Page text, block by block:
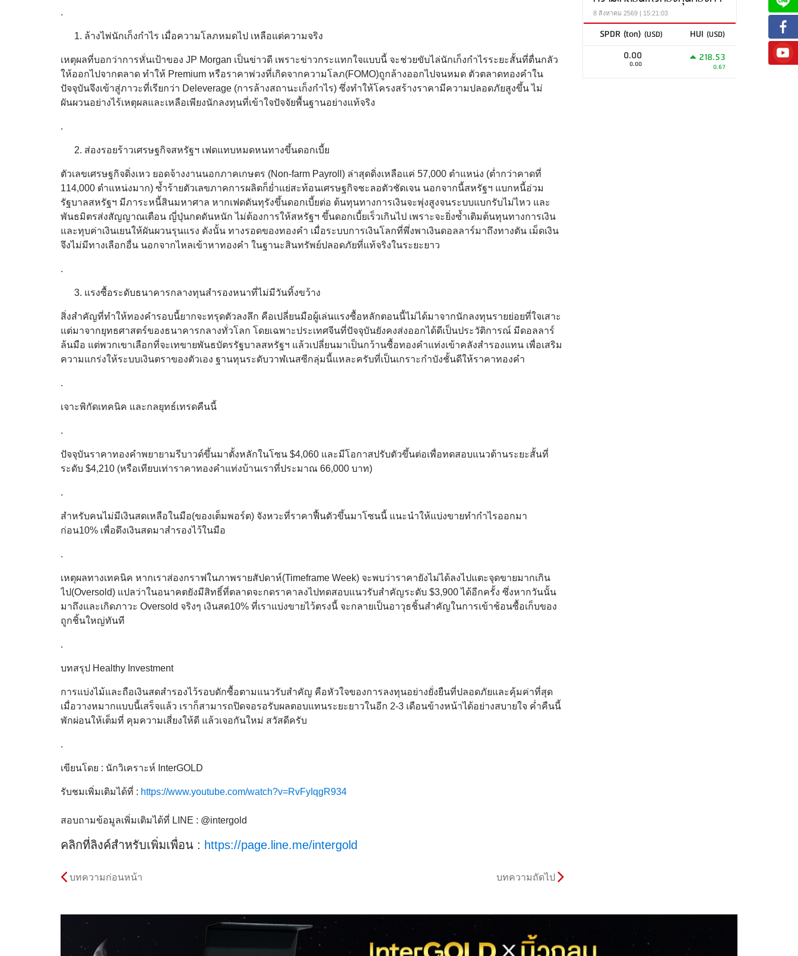
.
ล้างไพ่นักเก็งกำไร เมื่อความโลภหมดไป เหลือแต่ความจริง
เหตุผลที่บอกว่าการหั่นเป้าของ JP Morgan เป็นข่าวดี เพราะข่าวกระแทกใจแบบนี้ จะช่วยขับไล่นักเก็งกำไรระยะสั้นที่ตื่นกลัว
ให้ออกไปจากตลาด ทำให้ Premium หรือราคาพ่วงที่เกิดจากความโลภ(FOMO)ถูกล้างออกไปจนหมด ตัวตลาดทองคำใน
ปัจจุบันจึงเข้าสู่ภาวะที่เรียกว่า Deleverage (การล้างสถานะเก็งกำไร) ซึ่งทำให้โครงสร้างราคามีความปลอดภัยสูงขึ้น ไม่
ผันผวนอย่างไร้เหตุผลและเหลือเพียงนักลงทุนที่เข้าใจปัจจัยพื้นฐานอย่างแท้จริง
.
ส่องรอยร้าวเศรษฐกิจสหรัฐฯ เฟดแทบหมดหนทางขึ้นดอกเบี้ย
ตัวเลขเศรษฐกิจดิ่งเหว ยอดจ้างงานนอกภาคเกษตร (Non-farm Payroll) ล่าสุดดิ่งเหลือแค่ 57,000 ตำแหน่ง (ต่ำกว่าคาดที่
114,000 ตำแหน่งมาก) ซ้ำร้ายตัวเลขภาคการผลิตก็ย่ำแย่สะท้อนเศรษฐกิจชะลอตัวชัดเจน นอกจากนี้สหรัฐฯ แบกหนี้อ่วม
รัฐบาลสหรัฐฯ มีภาระหนี้สินมหาศาล หากเฟดดันทุรังขึ้นดอกเบี้ยต่อ ต้นทุนทางการเงินจะพุ่งสูงจนระบบแบกรับไม่ไหว และ
พันธมิตรส่งสัญญาณเตือน ญี่ปุ่นกดดันหนัก ไม่ต้องการให้สหรัฐฯ ขึ้นดอกเบี้ยเร็วเกินไป เพราะจะยิ่งซ้ำเติมต้นทุนทางการเงิน
และทุบค่าเงินเยนให้ผันผวนรุนแรง ดังนั้น ทางรอดของทองคำ เมื่อระบบการเงินโลกที่พึ่งพาเงินดอลลาร์มาถึงทางตัน เม็ดเงิน
จึงไม่มีทางเลือกอื่น นอกจากไหลเข้าหาทองคำ ในฐานะสินทรัพย์ปลอดภัยที่แท้จริงในระยะยาว
.
แรงซื้อระดับธนาคารกลางทุนสำรองหนาที่ไม่มีวันทิ้งขว้าง
สิ่งสำคัญที่ทำให้ทองคำรอบนี้ยากจะทรุดตัวลงลึก คือเปลี่ยนมือผู้เล่นแรงซื้อหลักตอนนี้ไม่ได้มาจากนักลงทุนรายย่อยที่ใจเสาะ
แต่มาจากยุทธศาสตร์ของธนาคารกลางทั่วโลก โดยเฉพาะประเทศจีนที่ปัจจุบันยังคงส่งออกได้ดีเป็นประวัติการณ์ มีดอลลาร์
ล้นมือ แต่พวกเขาเลือกที่จะเทขายพันธบัตรรัฐบาลสหรัฐฯ แล้วเปลี่ยนมาเป็นกว้านซื้อทองคำแท่งเข้าคลังสำรองแทน เพื่อเสริม
ความแกร่งให้ระบบเงินตราของตัวเอง ฐานทุนระดับวาฬเนสซีกลุ่มนี้แหละครับที่เป็นเกราะกำบังชั้นดีให้ราคาทองคำ
.
เจาะพิกัดเทคนิค และกลยุทธ์เทรดคืนนี้
.
ปัจจุบันราคาทองคำพยายามรีบาวด์ขึ้นมาตั้งหลักในโซน $4,060 และมีโอกาสปรับตัวขึ้นต่อเพื่อทดสอบแนวต้านระยะสั้นที่
ระดับ $4,210 (หรือเทียบเท่าราคาทองคำแท่งบ้านเราที่ประมาณ 66,000 บาท)
.
สำหรับคนไม่มีเงินสดเหลือในมือ(ของเต็มพอร์ต) จังหวะที่ราคาฟื้นตัวขึ้นมาโซนนี้ แนะนำให้แบ่งขายทำกำไรออกมา
ก่อน10% เพื่อดึงเงินสดมาสำรองไว้ในมือ
.
เหตุผลทางเทคนิค หากเราส่องกราฟในภาพรายสัปดาห์(Timeframe Week) จะพบว่าราคายังไม่ได้ลงไปแตะจุดขายมากเกิน
ไป(Oversold) แปลว่าในอนาคตยังมีสิทธิ์ที่ตลาดจะกดราคาลงไปทดสอบแนวรับสำคัญระดับ $3,900 ได้อีกครั้ง ซึ่งหากวันนั้น
มาถึงและเกิดภาวะ Oversold จริงๆ เงินสด10% ที่เราแบ่งขายไว้ตรงนี้ จะกลายเป็นอาวุธชิ้นสำคัญในการเข้าช้อนซื้อเก็บของ
ถูกชิ้นใหญ่ทันที
.
บทสรุป Healthy Investment
การแบ่งไม้และถือเงินสดสำรองไว้รอบดักซื้อตามแนวรับสำคัญ คือหัวใจของการลงทุนอย่างยั่งยืนที่ปลอดภัยและคุ้มค่าที่สุด
เมื่อวางหมากแบบนี้เสร็จแล้ว เราก็สามารถปิดจอรอรับผลตอบแทนระยะยาวในอีก 2-3 เดือนข้างหน้าได้อย่างสบายใจ ค่ำคืนนี้
พักผ่อนให้เต็มที่ คุมความเสี่ยงให้ดี แล้วเจอกันใหม่ สวัสดีครับ
.
เขียนโดย : นักวิเคราะห์ InterGOLD
รับชมเพิ่มเติมได้ที่ : https://www.youtube.com/watch?v=RvFyIqgR934
สอบถามข้อมูลเพิ่มเติมได้ที่ LINE : @intergold
คลิกที่ลิงค์สำหรับเพิ่มเพื่อน : https://page.line.me/intergold
บทความก่อนหน้า บทความถัดไป
8 สิงหาคม 2569 | 15:21:03
SPDR (ton) (USD) HUI (USD)
0.00
0.00 218.53
0.67